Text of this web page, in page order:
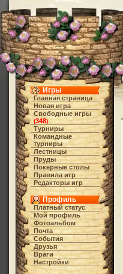
Игры
Главная страница
Новая игра
Свободные игры
(348)
Турниры
Командные
турниры
Лестницы
Пруды
Покерные столы
Правила игр
Редакторы игр
Профиль
Платный статус
Мой профиль
Фотоальбом
Почта
События
Друзья
Враги
Настройки